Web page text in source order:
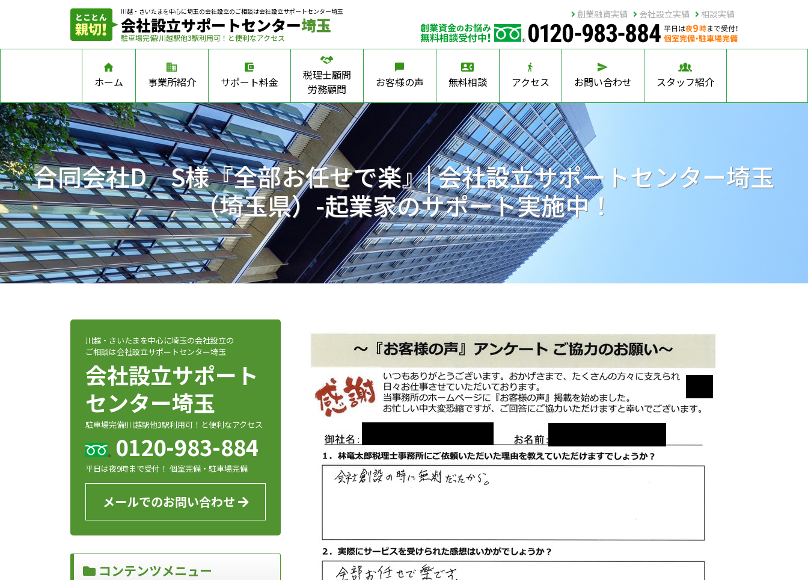
川越・さいたまを中心に埼玉の会社設立のご相談は会社設立サポートセンター埼玉
会社設立サポートセンター埼玉
駐車場完備!川越駅他3駅利用可！と便利なアクセス
創業融資実績 会社設立実績 相談実績
ホーム 事業所紹介 サポート料金
税理士顧問
労務顧問
お客様の声 無料相談 アクセス お問い合わせ スタッフ紹介
合同会社D S様『全部お任せで楽』| 会社設立サポートセンター埼玉
（埼玉県）-起業家のサポート実施中！
川越・さいたまを中心に埼玉の会社設立の
ご相談は会社設立サポートセンター埼玉
会社設立サポート
センター埼玉
駐車場完備!川越駅他3駅利用可！と便利なアクセス
0120-983-884
平日は夜9時まで受付！ 個室完備・駐車場完備
メールでのお問い合わせ
コンテンツメニュー